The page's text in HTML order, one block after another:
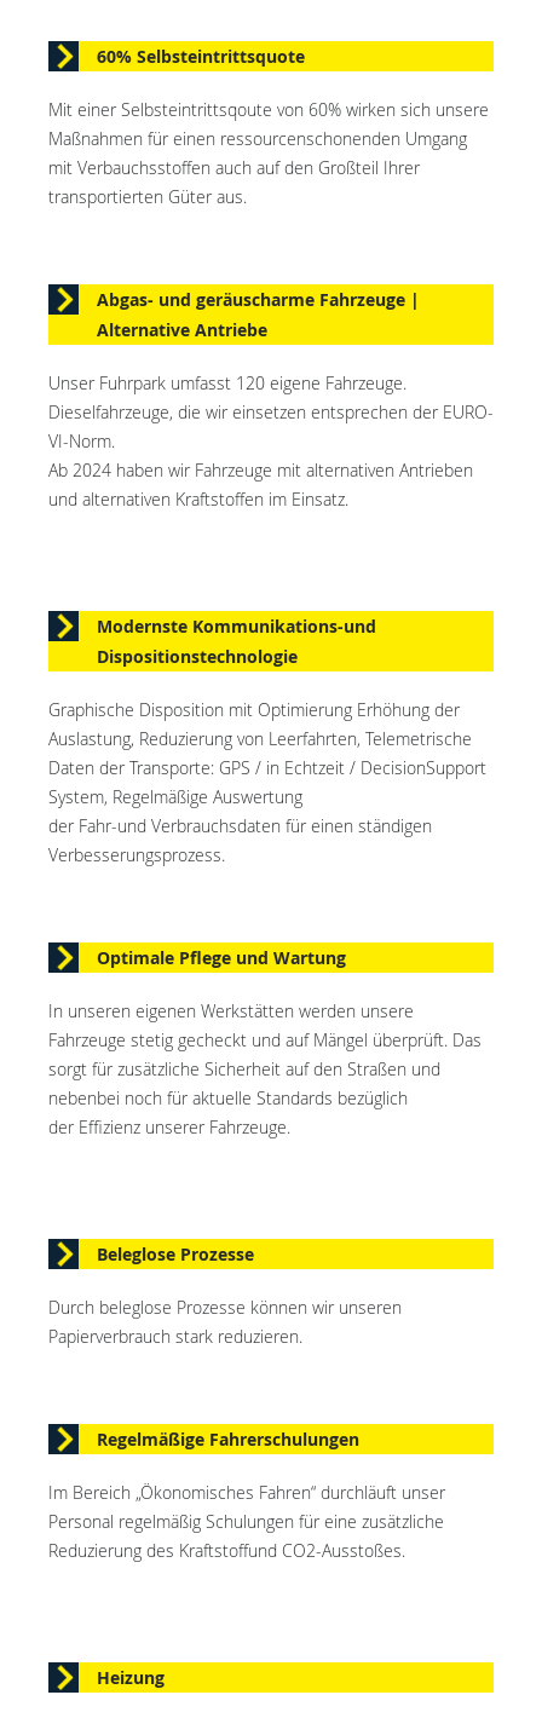
60% Selbsteintrittsquote
Mit einer Selbsteintrittsqoute von 60% wirken sich unsere
Maßnahmen für einen ressourcenschonenden Umgang
mit Verbauchsstoffen auch auf den Großteil Ihrer
transportierten Güter aus.
Abgas- und geräuscharme Fahrzeuge |
Alternative Antriebe
Unser Fuhrpark umfasst 120 eigene Fahrzeuge.
Dieselfahrzeuge, die wir einsetzen entsprechen der EURO-
VI-Norm.
Ab 2024 haben wir Fahrzeuge mit alternativen Antrieben
und alternativen Kraftstoffen im Einsatz.
Modernste Kommunikations-und
Dispositionstechnologie
Graphische Disposition mit Optimierung Erhöhung der
Auslastung, Reduzierung von Leerfahrten, Telemetrische
Daten der Transporte: GPS / in Echtzeit / DecisionSupport
System, Regelmäßige Auswertung
der Fahr-und Verbrauchsdaten für einen ständigen
Verbesserungsprozess.
Optimale Pflege und Wartung
In unseren eigenen Werkstätten werden unsere
Fahrzeuge stetig gecheckt und auf Mängel überprüft. Das
sorgt für zusätzliche Sicherheit auf den Straßen und
nebenbei noch für aktuelle Standards bezüglich
der Effizienz unserer Fahrzeuge.
Beleglose Prozesse
Durch beleglose Prozesse können wir unseren
Papierverbrauch stark reduzieren.
Regelmäßige Fahrerschulungen
Im Bereich „Ökonomisches Fahren“ durchläuft unser
Personal regelmäßig Schulungen für eine zusätzliche
Reduzierung des Kraftstoffund CO2-Ausstoßes.
Heizung